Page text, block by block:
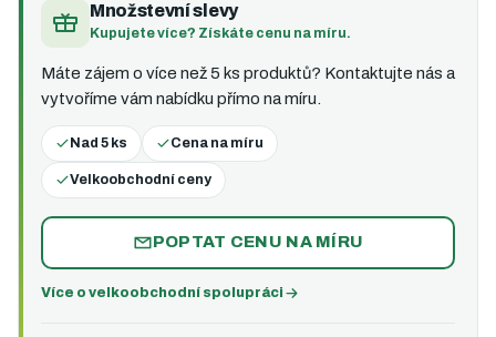
Množstevní slevy
Kupujete více? Získáte cenu na míru.
Máte zájem o více než 5 ks produktů? Kontaktujte nás a
vytvoříme vám nabídku přímo na míru.
Nad 5 ks Cena na míru
Velkoobchodní ceny
POPTAT CENU NA MÍRU
Více o velkoobchodní spolupráci